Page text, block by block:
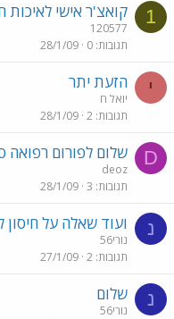
1 קואצ'ר אישי לאיכות
120577
תגובות 0
28/1/09
י הזעת יתר
יואל ח
תגובות 2
28/1/09
D שלום לפורום רפואה
deoz
תגובות 3
28/1/09
נ ועוד שאלה על
נורי56
תגובות 2
27/1/09
נ שלום
נורי56